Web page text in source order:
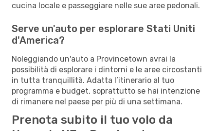
cucina locale e passeggiare nelle sue aree pedonali.
Serve un'auto per esplorare Stati Uniti
d'America?
Noleggiando un'auto a Provincetown avrai la
possibilità di esplorare i dintorni e le aree circostanti
in tutta tranquillità. Adatta l’itinerario al tuo
programma e budget, soprattutto se hai intenzione
di rimanere nel paese per più di una settimana.
Prenota subito il tuo volo da